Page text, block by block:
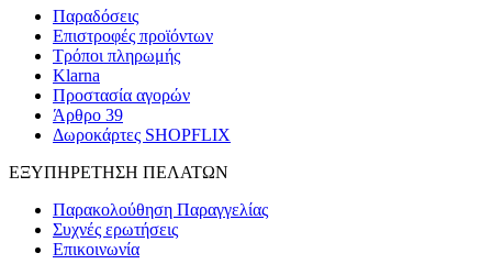
Παραδόσεις
Επιστροφές προϊόντων
Τρόποι πληρωμής
Klarna
Προστασία αγορών
Άρθρο 39
Δωροκάρτες SHOPFLIX
ΕΞΥΠΗΡΕΤΗΣΗ ΠΕΛΑΤΩΝ
Παρακολούθηση Παραγγελίας
Συχνές ερωτήσεις
Επικοινωνία